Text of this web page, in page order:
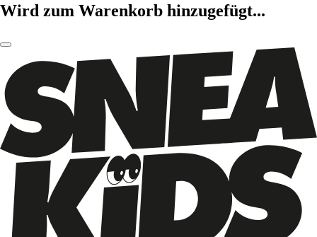
Wird zum Warenkorb hinzugefügt...